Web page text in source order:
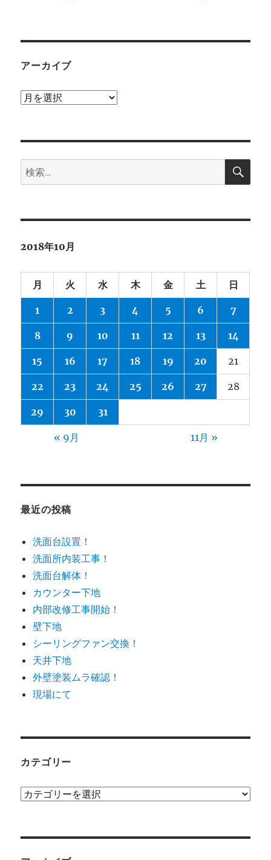
アーカイブ
ア
検
索:
検
2018年10月
月 火 水 木 金 土 日
1 2 3 4 5 6 7
8 9 10 11 12 13 14
15 16 17 18 19 20 21
22 23 24 25 26 27 28
29 30 31
« 9月 11月 »
最近の投稿
洗面台設置！
洗面所内装工事！
洗面台解体！
カウンター下地
内部改修工事開始！
壁下地
シーリングファン交換！
天井下地
外壁塗装ムラ確認！
現場にて
カテゴリー
カ